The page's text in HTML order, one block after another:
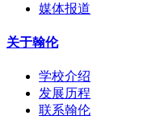
媒体报道
关于翰伦
学校介绍
发展历程
联系翰伦